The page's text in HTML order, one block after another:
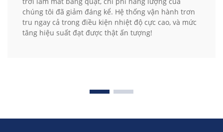
chúng tôi đã giảm đáng kể. Hệ thống vận hành trơn
tru ngay cả trong điều kiện nhiệt độ cực cao, và mức
tăng hiệu suất đạt được thật ấn tượng!